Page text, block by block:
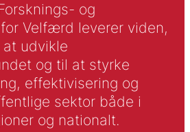
og
Velfærd leverer viden,
udvikle
og til at styrke
effektivisering og
sektor både i
og nationalt.